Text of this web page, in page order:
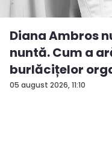
05 august 2026, 11:10
Diana Ambros
nuntă. Cum a
burlăcițelor